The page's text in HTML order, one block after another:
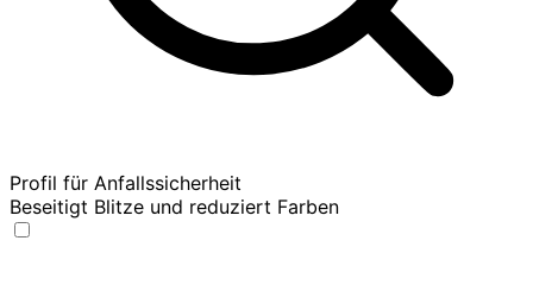
Profil für Anfallssicherheit
Beseitigt Blitze und reduziert Farben